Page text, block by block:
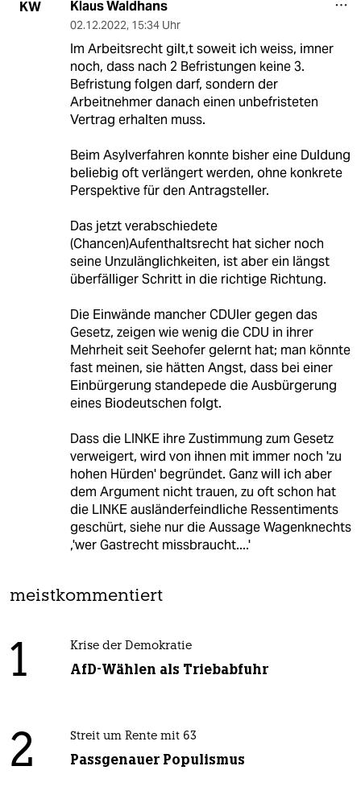
KW Klaus Waldhans
02.12.2022, 15:34 Uhr
Im Arbeitsrecht gilt,t soweit ich weiss, imner
noch, dass nach 2 Befristungen keine 3.
Befristung folgen darf, sondern der
Arbeitnehmer danach einen unbefristeten
Vertrag erhalten muss.
Beim Asylverfahren konnte bisher eine Duldung
beliebig oft verlängert werden, ohne konkrete
Perspektive für den Antragsteller.
Das jetzt verabschiedete
(Chancen)Aufenthaltsrecht hat sicher noch
seine Unzulänglichkeiten, ist aber ein längst
überfälliger Schritt in die richtige Richtung.
Die Einwände mancher CDUler gegen das
Gesetz, zeigen wie wenig die CDU in ihrer
Mehrheit seit Seehofer gelernt hat; man könnte
fast meinen, sie hätten Angst, dass bei einer
Einbürgerung standepede die Ausbürgerung
eines Biodeutschen folgt.
Dass die LINKE ihre Zustimmung zum Gesetz
verweigert, wird von ihnen mit immer noch 'zu
hohen Hürden' begründet. Ganz will ich aber
dem Argument nicht trauen, zu oft schon hat
die LINKE ausländerfeindliche Ressentiments
geschürt, siehe nur die Aussage Wagenknechts
,'wer Gastrecht missbraucht....'
meistkommentiert
1 Krise der Demokratie
AfD-Wählen als Triebabfuhr
2 Streit um Rente mit 63
Passgenauer Populismus